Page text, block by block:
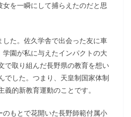
を一瞬にして捕らえたのだと思
た。佐久学舎で出会った友に車
園が私に与えたインパクトの大
で取り組んだ長野県の教育を想い
でした。つまり、天皇制国家体制
的新教育運動のことです。
もとで花開いた長野師範付属小